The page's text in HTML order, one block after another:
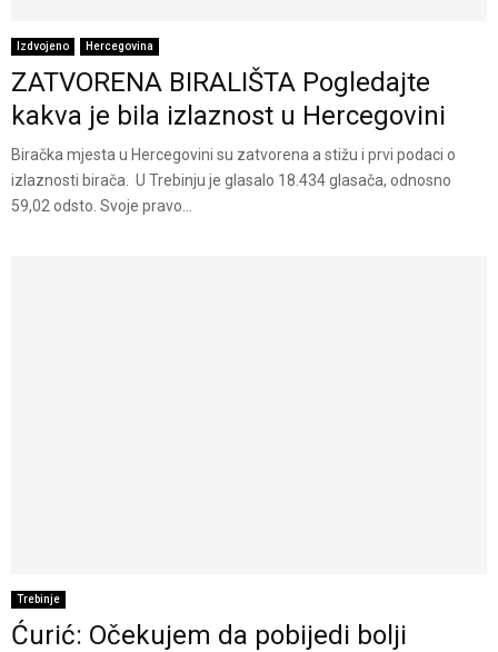
Izdvojeno Hercegovina
ZATVORENA BIRALIŠTA Pogledajte
kakva je bila izlaznost u Hercegovini
Biračka mjesta u Hercegovini su zatvorena a stižu i prvi podaci o
izlaznosti birača. U Trebinju je glasalo 18.434 glasača, odnosno
59,02 odsto. Svoje pravo...
Trebinje
Ćurić: Očekujem da pobijedi bolji